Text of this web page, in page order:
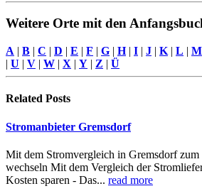
Weitere Orte mit den
A | B | C | D | E | F | G | H| I | J | K | L | M
| U | V | W | X | Y | Z | Ü
Related Posts
Stromanbieter Gremsdorf
Mit dem Stromvergleich in Gremsdorf zum
wechseln Mit dem Vergleich der
Kosten sparen - Das... read more